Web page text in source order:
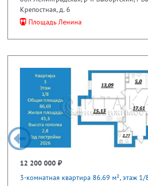
Крепостная, д. 6
Площадь Ленина
12 200 000 ₽
3-комнатная квартира 86.69 м², этаж 1/